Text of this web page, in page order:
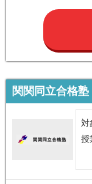
関関同立合格塾
対
授